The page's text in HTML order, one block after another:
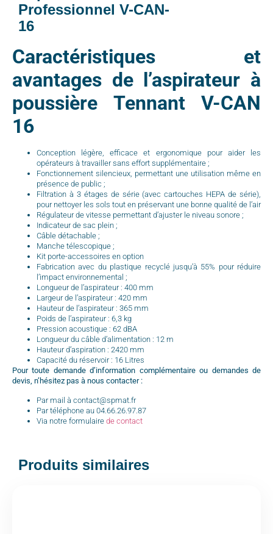
Professionnel V-CAN-
16
Caractéristiques et
avantages de l’aspirateur à
poussière Tennant V-CAN
16
Conception légère, efficace et ergonomique pour aider les
opérateurs à travailler sans effort supplémentaire ;
Fonctionnement silencieux, permettant une utilisation même en
présence de public ;
Filtration à 3 étages de série (avec cartouches HEPA de série),
pour nettoyer les sols tout en préservant une bonne qualité de l’air
Régulateur de vitesse permettant d’ajuster le niveau sonore ;
Indicateur de sac plein ;
Câble détachable ;
Manche télescopique ;
Kit porte-accessoires en option
Fabrication avec du plastique recyclé jusqu’à 55% pour réduire
l’impact environnemental ;
Longueur de l’aspirateur : 400 mm
Largeur de l’aspirateur : 420 mm
Hauteur de l’aspirateur : 365 mm
Poids de l’aspirateur : 6,3 kg
Pression acoustique : 62 dBA
Longueur du câble d’alimentation : 12 m
Hauteur d’aspiration : 2420 mm
Capacité du réservoir : 16 Litres
Pour toute demande d’information complémentaire ou demandes de
devis, n’hésitez pas à nous contacter :
Par mail à contact@spmat.fr
Par téléphone au 04.66.26.97.87
Via notre formulaire de contact
Produits similaires